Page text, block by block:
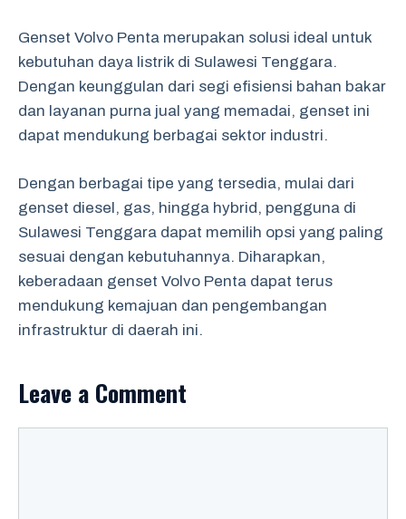
Genset Volvo Penta merupakan solusi ideal untuk
kebutuhan daya listrik di Sulawesi Tenggara.
Dengan keunggulan dari segi efisiensi bahan bakar
dan layanan purna jual yang memadai, genset ini
dapat mendukung berbagai sektor industri.
Dengan berbagai tipe yang tersedia, mulai dari
genset diesel, gas, hingga hybrid, pengguna di
Sulawesi Tenggara dapat memilih opsi yang paling
sesuai dengan kebutuhannya. Diharapkan,
keberadaan genset Volvo Penta dapat terus
mendukung kemajuan dan pengembangan
infrastruktur di daerah ini.
Leave a Comment